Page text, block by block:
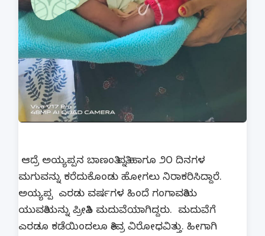
ಆದ್ರೆ ಅಯ್ಯಪ್ಪನ ಬಾಣಂತಿ ಪತ್ನಿ ಹಾಗೂ ೨೦ ದಿನಗಳ
ಮಗುವನ್ನು ಕರೆದುಕೊಂಡು ಹೋಗಲು ನಿರಾಕರಿಸಿದ್ದಾರೆ.
ಅಯ್ಯಪ್ಪ ಎರಡು ವರ್ಷಗಳ ಹಿಂದೆ ಗಂಗಾವತಿಯ
ಯುವತಿಯನ್ನು ಪ್ರೀತಿಸಿ ಮದುವೆಯಾಗಿದ್ದರು. ಮದುವೆಗೆ
ಎರಡೂ ಕಡೆಯಿಂದಲೂ ತೀವ್ರ ವಿರೋಧವಿತ್ತು. ಹೀಗಾಗಿ